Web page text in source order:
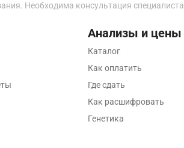
Необходима консультация специалиста
Анализы и цены
Каталог
Как оплатить
Где сдать
Как расшифровать
Генетика